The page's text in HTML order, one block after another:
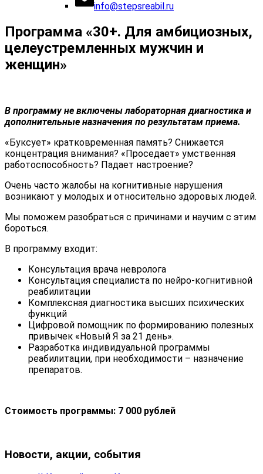
info@stepsreabil.ru
Программа «30+. Для амбициозных,
целеустремленных мужчин и
женщин»
В программу не включены лабораторная диагностика и
дополнительные назначения по результатам приема.
«Буксует» кратковременная память? Снижается
концентрация внимания? «Проседает» умственная
работоспособность? Падает настроение?
Очень часто жалобы на когнитивные нарушения
возникают у молодых и относительно здоровых людей.
Мы поможем разобраться с причинами и научим с этим
бороться.
В программу входит:
Консультация врача невролога
Консультация специалиста по нейро-когнитивной
реабилитации
Комплексная диагностика высших психических
функций
Цифровой помощник по формированию полезных
привычек «Новый Я за 21 день».
Разработка индивидуальной программы
реабилитации, при необходимости – назначение
препаратов.
Стоимость программы: 7 000 рублей
Новости, акции, события